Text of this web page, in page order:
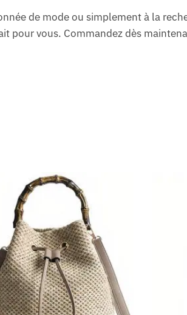
de mode ou simplement à la
pour vous. Commandez dès